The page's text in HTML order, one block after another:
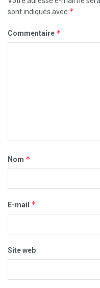
sont indiqués avec *
Commentaire *
Nom *
E-mail *
Site web